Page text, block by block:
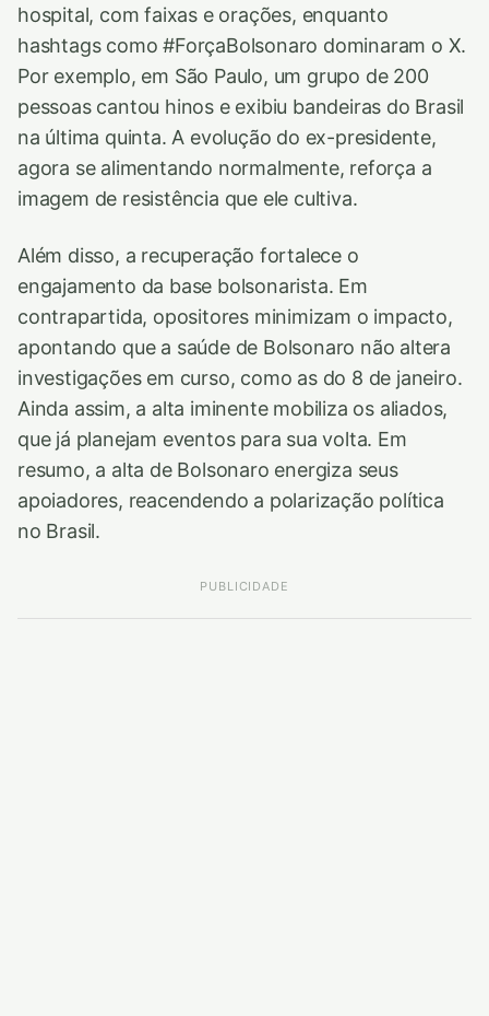
hospital, com faixas e orações, enquanto
hashtags como #ForçaBolsonaro dominaram o X.
Por exemplo, em São Paulo, um grupo de 200
pessoas cantou hinos e exibiu bandeiras do Brasil
na última quinta. A evolução do ex-presidente,
agora se alimentando normalmente, reforça a
imagem de resistência que ele cultiva.
Além disso, a recuperação fortalece o
engajamento da base bolsonarista. Em
contrapartida, opositores minimizam o impacto,
apontando que a saúde de Bolsonaro não altera
investigações em curso, como as do 8 de janeiro.
Ainda assim, a alta iminente mobiliza os aliados,
que já planejam eventos para sua volta. Em
resumo, a alta de Bolsonaro energiza seus
apoiadores, reacendendo a polarização política
no Brasil.
PUBLICIDADE